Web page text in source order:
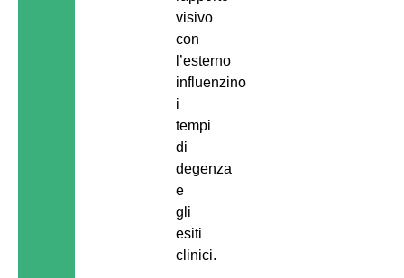
visivo
con
l’esterno
influenzino
i
tempi
di
degenza
e
gli
esiti
clinici.